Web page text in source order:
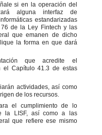
si en la operación del
alguna interfaz de
estandarizadas
de la Ley Fintech y las
que emanen de dicho
la forma en que dará
que acredite el
el Capítulo 41.3 de estas
actividades, así como
de los recursos.
el cumplimiento de lo
la LISF, así como a las
que refiere ese mismo